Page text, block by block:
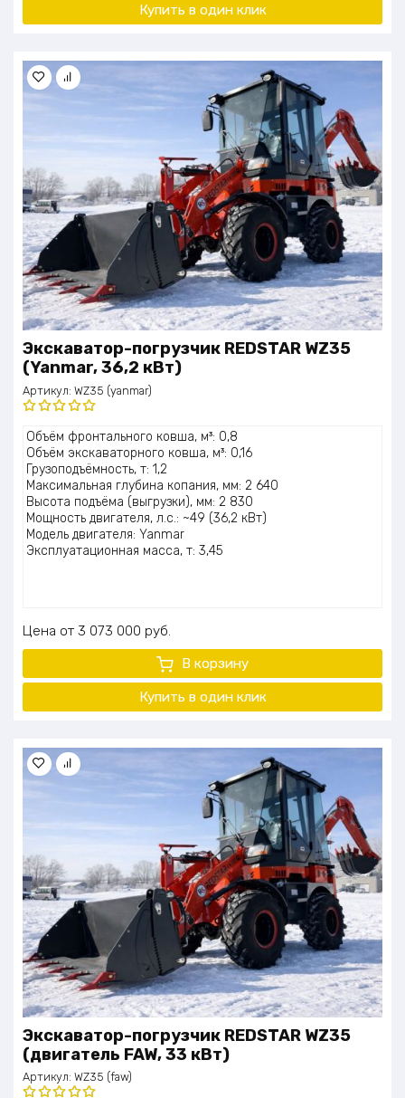
Купить в один клик
Экскаватор-погрузчик REDSTAR WZ35
(Yanmar, 36,2 кВт)
Артикул: WZ35 (yanmar)
Оценка
5.00из 5
Объём фронтального ковша, м³: 0,8
Объём экскаваторного ковша, м³: 0,16
Грузоподъёмность, т: 1,2
Максимальная глубина копания, мм: 2 640
Высота подъёма (выгрузки), мм: 2 830
Мощность двигателя, л.с.: ~49 (36,2 кВт)
Модель двигателя: Yanmar
Эксплуатационная масса, т: 3,45
Цена 3 073 000 руб.
В корзину
Купить в один клик
Экскаватор-погрузчик REDSTAR WZ35
(двигатель FAW, 33 кВт)
Артикул: WZ35 (faw)